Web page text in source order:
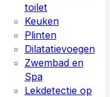
toilet
Keuken
Plinten
Dilatatievoegen
Zwembad en
Spa
Lekdetectie op